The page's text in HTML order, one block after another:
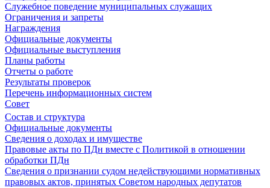
Служебное поведение муниципальных служащих
Ограничения и запреты
Награждения
Официальные документы
Официальные выступления
Планы работы
Отчеты о работе
Результаты проверок
Перечень информационных систем
Совет
Состав и структура
Официальные документы
Сведения о доходах и имуществе
Правовые акты по ПДн вместе с Политикой в отношении
обработки ПДн
Сведения о признании судом недействующими нормативных
правовых актов, принятых Советом народных депутатов